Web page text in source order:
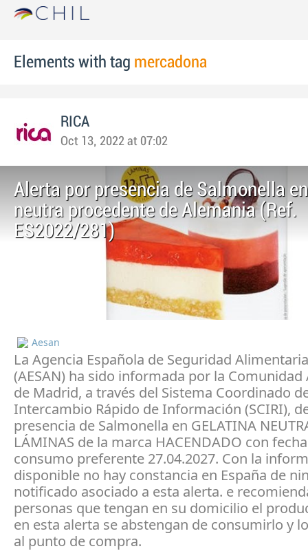
Elements with tag mercadona
RICA
Oct 13, 2022 at 07:02
Alerta por presencia de Salmonella
neutra procedente de Alemania (Ref.
ES2022/281)
Aesan
La Agencia Española de Seguridad
(AESAN) ha sido informada por la
de Madrid, a través del Sistema Coordinado
Intercambio Rápido de Información (SCIRI),
presencia de Salmonella en GELATINA
LÁMINAS de la marca HACENDADO con
consumo preferente 27.04.2027. Con la
disponible no hay constancia en España de
notificado asociado a esta alerta. e
personas que tengan en su domicilio el
en esta alerta se abstengan de consumirlo y
al punto de compra.